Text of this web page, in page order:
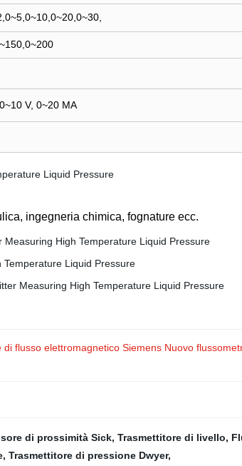
V, 0~20 MA
ingegneria chimica, fognature ecc.
flusso elettromagnetico Siemens Nuovo
di prossimità Sick, Trasmettitore di livello,
, Trasmettitore di pressione Dwyer,